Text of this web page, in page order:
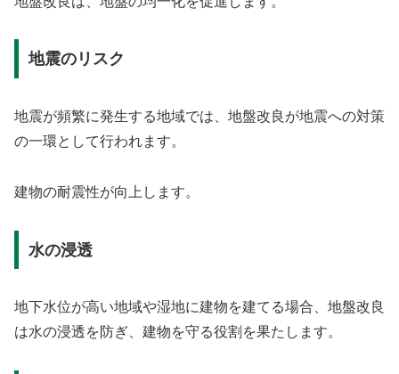
地震のリスク
地震が頻繁に発生する地域では、地盤改良が地震への対策
の一環として行われます。
建物の耐震性が向上します。
水の浸透
地下水位が高い地域や湿地に建物を建てる場合、地盤改良
は水の浸透を防ぎ、建物を守る役割を果たします。